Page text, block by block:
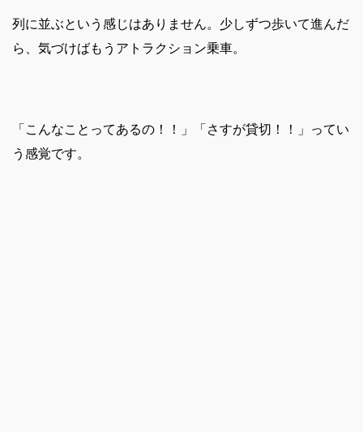
列に並ぶという感じはありません。少しずつ歩いて進んだ
ら、気づけばもうアトラクション乗車。
「こんなことってあるの！！」「さすが貸切！！」ってい
う感覚です。